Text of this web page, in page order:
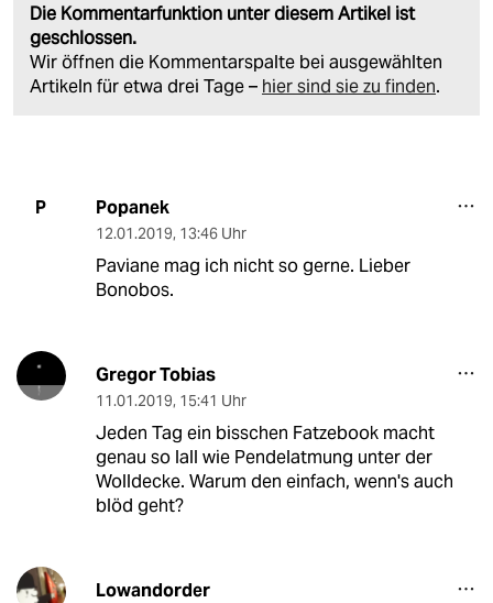
Die Kommentarfunktion unter diesem Artikel ist
geschlossen.
Wir öffnen die Kommentarspalte bei ausgewählten
Artikeln für etwa drei Tage – hier sind sie zu finden.
P Popanek
12.01.2019, 13:46 Uhr
Paviane mag ich nicht so gerne. Lieber
Bonobos.
Gregor Tobias
11.01.2019, 15:41 Uhr
Jeden Tag ein bisschen Fatzebook macht
genau so lall wie Pendelatmung unter der
Wolldecke. Warum den einfach, wenn's auch
blöd geht?
Lowandorder